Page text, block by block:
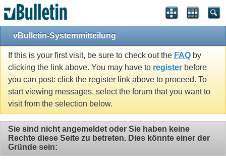
vBulletin-Systemmitteilung
If this is your first visit, be sure to check out the FAQ by
clicking the link above. You may have to register before
you can post: click the register link above to proceed. To
start viewing messages, select the forum that you want to
visit from the selection below.
Sie sind nicht angemeldet oder Sie haben keine
Rechte diese Seite zu betreten. Dies könnte einer der
Gründe sein: